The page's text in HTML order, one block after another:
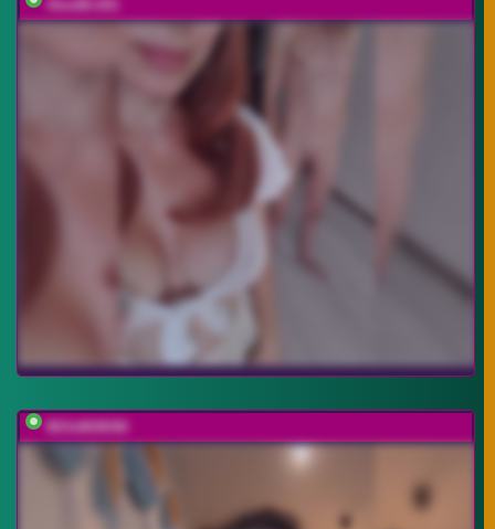
Alex80-201
MilleMiMiMi